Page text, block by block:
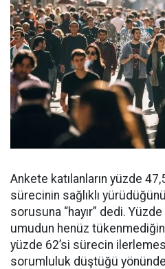
Ankete katılanların yüzde
sürecinin sağlıklı
sorusuna “hayır” dedi.
umudun henüz
yüzde 62’si sürecin
sorumluluk düştüğü